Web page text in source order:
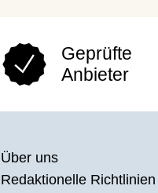
Geprüfte
Anbieter
Über uns
Redaktionelle Richtlinien